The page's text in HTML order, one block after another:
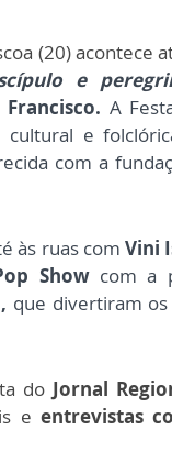
(20) acontece
e
Francisco. A
cultural e
com a
às ruas com Vini
Showcom a
que divertiram
do Jornal
e entrevistas